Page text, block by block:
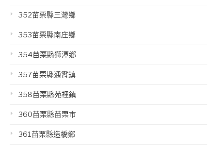
352苗栗縣三灣鄉
353苗栗縣南庄鄉
354苗栗縣獅潭鄉
357苗栗縣通霄鎮
358苗栗縣苑裡鎮
360苗栗縣苗栗市
361苗栗縣造橋鄉